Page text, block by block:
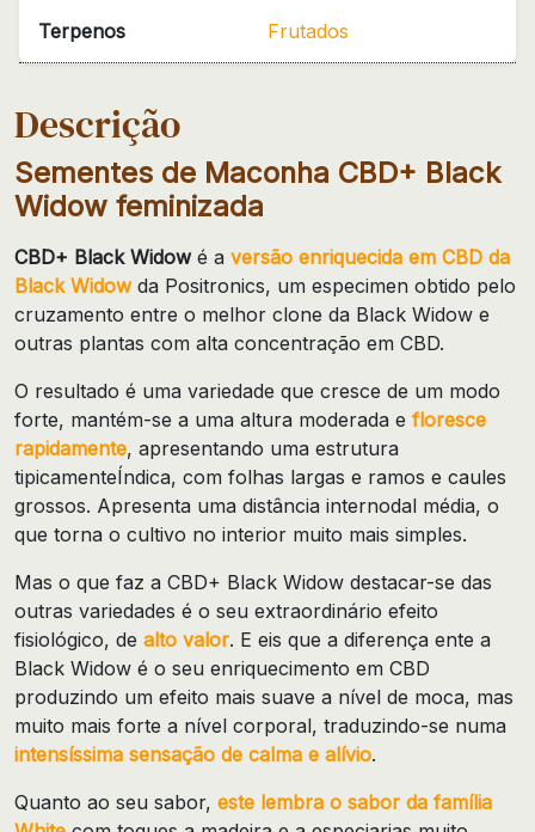
Terpenos Frutados
Descrição
Sementes de Maconha CBD+ Black
Widow feminizada
CBD+ Black Widowé a versão enriquecida em CBD da
Black Widowda Positronics, um especimen obtido pelo
cruzamento entre o melhor clone da Black Widow e
outras plantas com alta concentração em CBD.
O resultado é uma variedade que cresce de um modo
forte, mantém-se a uma altura moderada e floresce
rapidamente, apresentando uma estrutura
tipicamenteÍndica, com folhas largas e ramos e caules
grossos. Apresenta uma distância internodal média, o
que torna o cultivo no interior muito mais simples.
Mas o que faz a CBD+ Black Widow destacar-se das
outras variedades é o seu extraordinário efeito
fisiológico, de alto valor. E eis que a diferença ente a
Black Widow é o seu enriquecimento em CBD
produzindo um efeito mais suave a nível de moca, mas
muito mais forte a nível corporal, traduzindo-se numa
intensíssima sensação de calma e alívio.
Quanto ao seu sabor, este lembra o sabor da família